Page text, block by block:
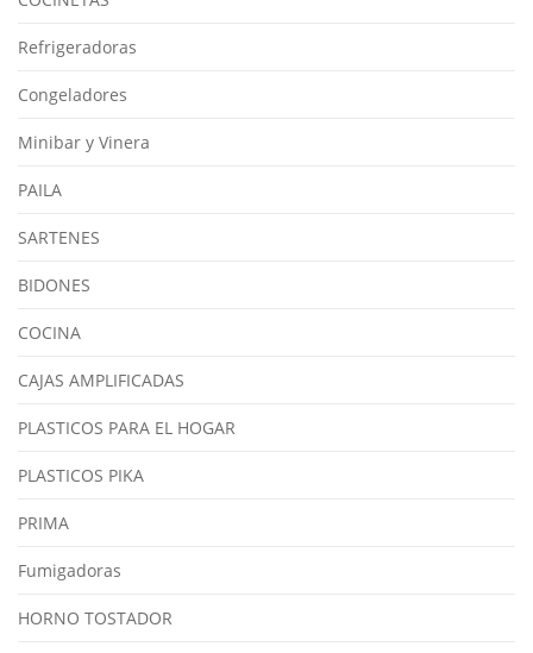
Refrigeradoras
Congeladores
Minibar y Vinera
PAILA
SARTENES
BIDONES
COCINA
CAJAS AMPLIFICADAS
PLASTICOS PARA EL HOGAR
PLASTICOS PIKA
PRIMA
Fumigadoras
HORNO TOSTADOR